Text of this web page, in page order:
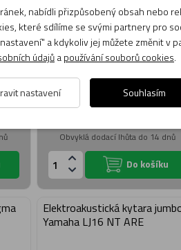
Kč Doprava
zdarma 18 590
Obvyklá dodací lhůta do 14 dnů
Do košíku
Elektroakustická kytara
Yamaha LJ16 NT ARE
nabídli přizpůsobený obsah nebo
které sdílíme se svými partnery pro
a kdykoliv jej můžete změnit v
údajůapoužívání souborů cookies.
nastavení Souhlasím